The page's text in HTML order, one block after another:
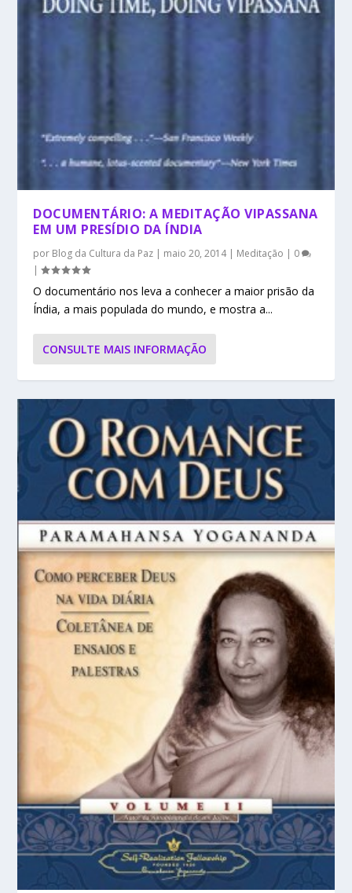
DOCUMENTÁRIO: A MEDITAÇÃO VIPASSANA
EM UM PRESÍDIO DA ÍNDIA
por Blog da Cultura da Paz | maio 20, 2014| Meditação | 0
|
O documentário nos leva a conhecer a maior prisão da
Índia, a mais populada do mundo, e mostra a...
CONSULTE MAIS INFORMAÇÃO